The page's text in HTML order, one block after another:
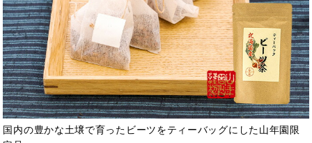
国内の豊かな土壌で育ったビーツをティーバッグにした山年園限